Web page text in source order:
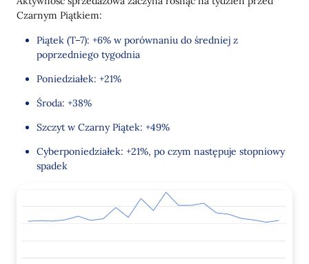
Czarnym Piątkiem:
Piątek (T–7): +6% w porównaniu do średniej z
poprzedniego tygodnia
Poniedziałek: +21%
Środa: +38%
Szczyt w Czarny Piątek: +49%
Cyberponiedziałek: +21%, po czym następuje stopniowy
spadek